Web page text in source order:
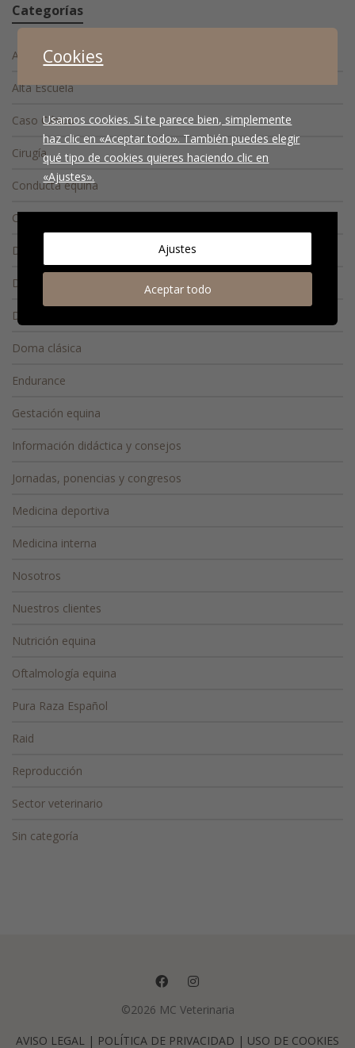
Categorías
Actualidad
Alta Escuela
Caso Clínico
Cirugía
Conducta equina
Consejos
Diagnóstico
Diagnóstico diferencial
Docencia
Doma clásica
Endurance
Gestación equina
Información didáctica y consejos
Jornadas, ponencias y congresos
Medicina deportiva
Medicina interna
Nosotros
Nuestros clientes
Nutrición equina
Oftalmología equina
Pura Raza Español
Raid
Reproducción
Sector veterinario
Sin categoría
©2026 MC Veterinaria
AVISO LEGAL | POLÍTICA DE PRIVACIDAD | USO DE COOKIES
Cookies
Usamos cookies. Si te parece bien, simplemente
haz clic en «Aceptar todo». También puedes elegir
qué tipo de cookies quieres haciendo clic en
«Ajustes».
Ajustes
Aceptar todo